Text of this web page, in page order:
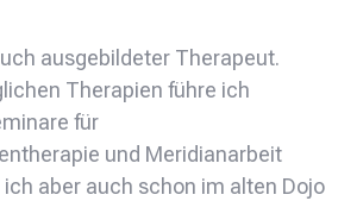
ausgebildeter Therapeut.
Therapien führe ich
für
und Meridianarbeit
aber auch schon im alten Dojo